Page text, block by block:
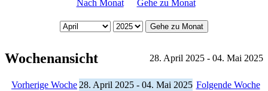
Nach Monat Gehe zu Monat
Gehe zu Monat
Wochenansicht 28. April 2025 - 04. Mai 2025
Vorherige Woche 28. April 2025 - 04. Mai 2025 Folgende Woche